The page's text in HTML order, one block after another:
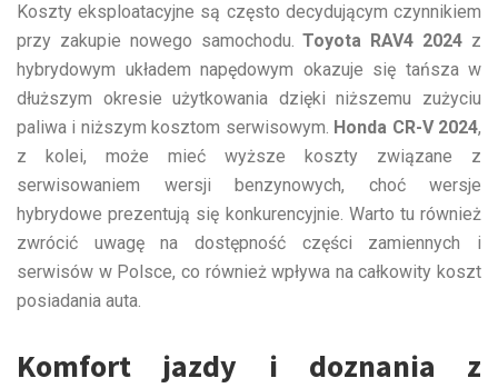
Koszty eksploatacyjne są często decydującym czynnikiem
przy zakupie nowego samochodu.Toyota RAV4 2024 z
hybrydowym układem napędowym okazuje się tańsza w
dłuższym okresie użytkowania dzięki niższemu zużyciu
paliwa i niższym kosztom serwisowym. Honda CR-V 2024,
z kolei, może mieć wyższe koszty związane z
serwisowaniem wersji benzynowych, choć wersje
hybrydowe prezentują się konkurencyjnie. Warto tu również
zwrócić uwagę na dostępność części zamiennych i
serwisów w Polsce, co również wpływa na całkowity koszt
posiadania auta.
Komfort jazdy i doznania z